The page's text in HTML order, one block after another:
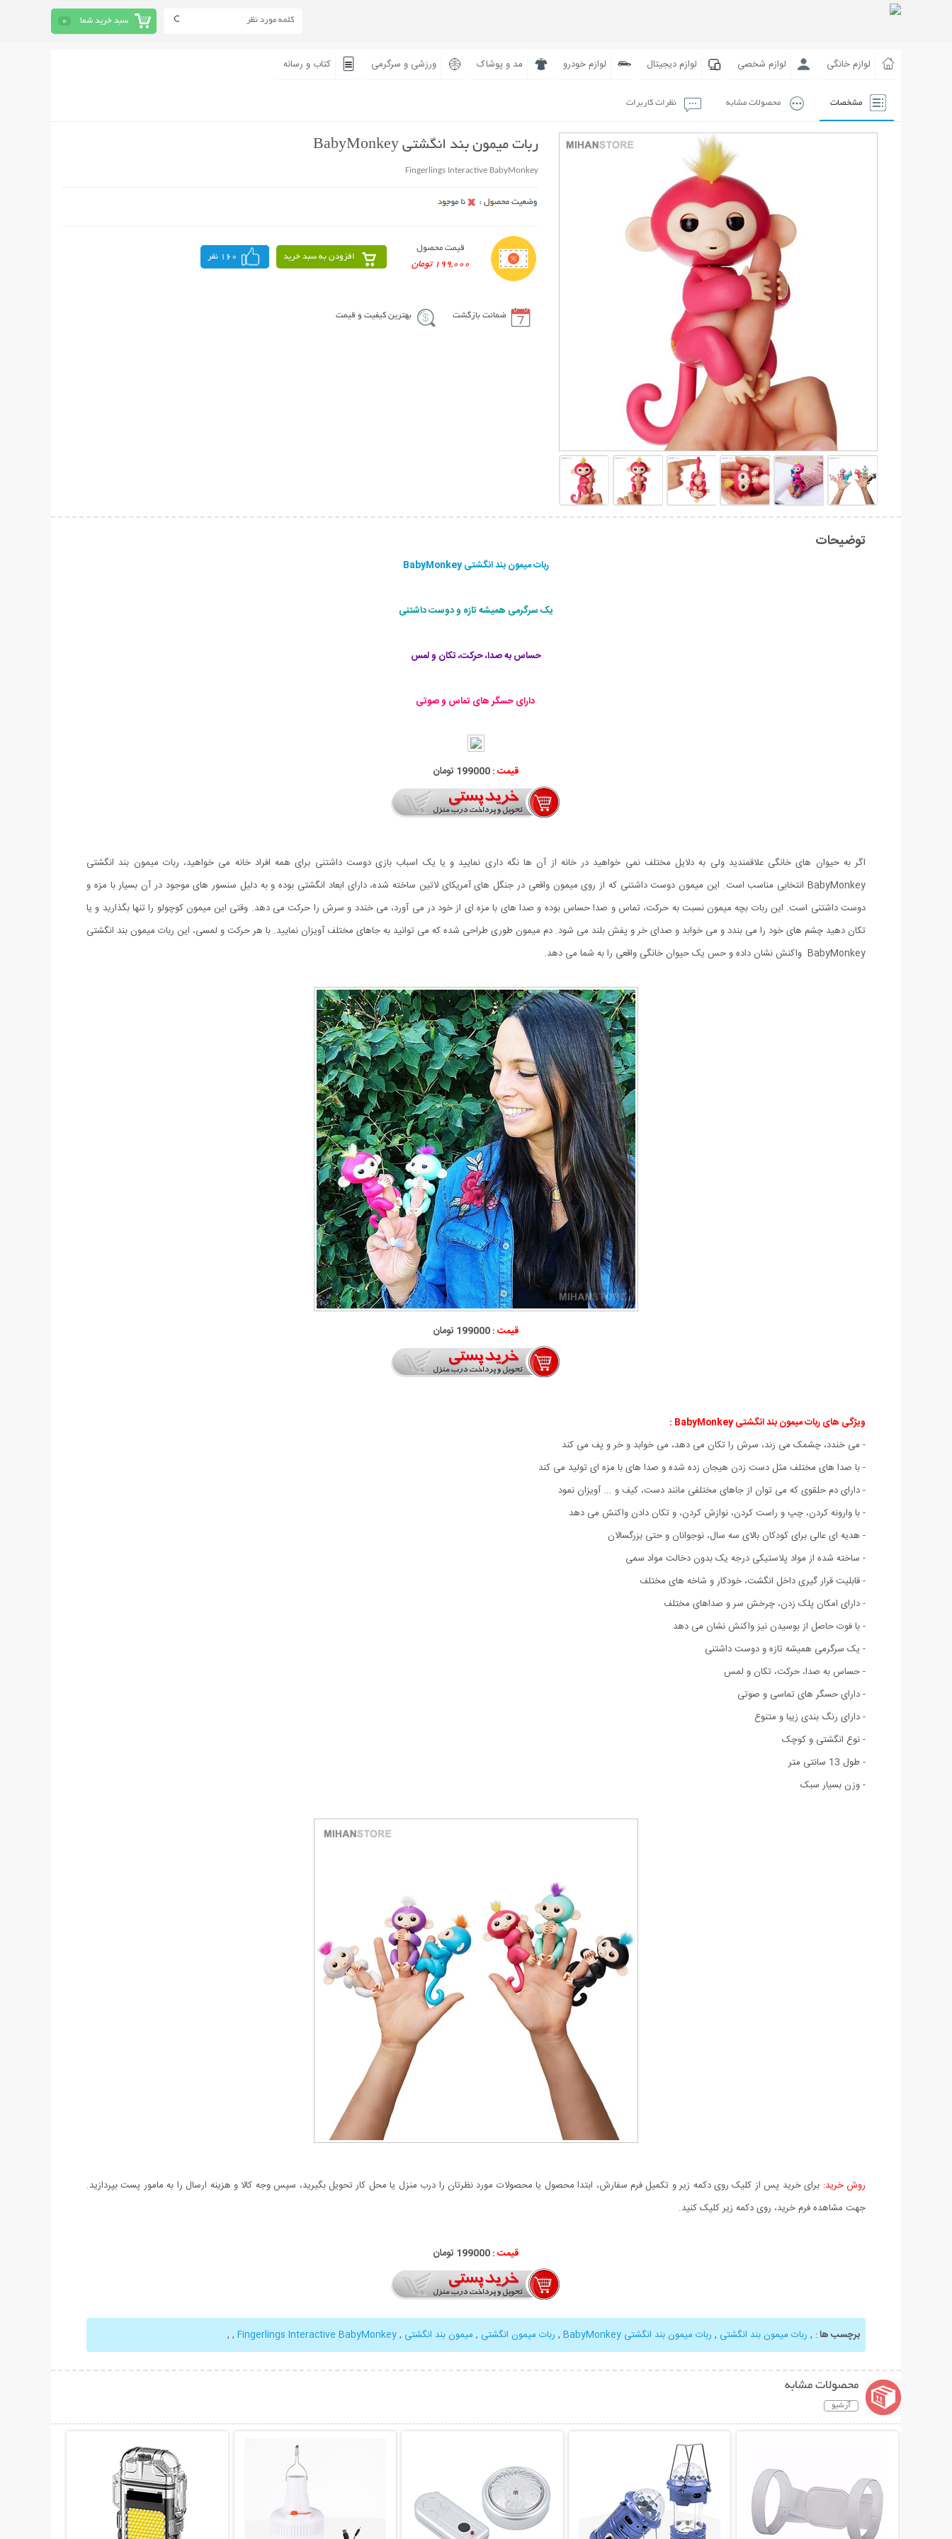
سبد خرید شما 0
لوازم خانگی لوازم شخصی لوازم دیجیتال لوازم خودرو مد و پوشاک ورزشی و سرگرمی کتاب و رسانه
مشخصات محصولات مشابه نظرات کاربرات
ربات میمون بند انگشتی BabyMonkey
Fingerlings Interactive BabyMonkey
قیمت محصول
199,000 تومان
افزودن به سبد خرید 160 نفر
ضمانت بازگشت بهترین کیفیت و قیمت
توضیحات
ربات میمون بند انگشتی BabyMonkey
یک سرگرمی همیشه تازه و دوست داشتنی
حساس به صدا، حرکت، تکان و لمس
دارای حسگر های تماس و صوتی
قیمت :199000 تومان
اگر به حیوان های خانگی علاقمندید ولی به دلایل مختلف نمی خواهید در خانه از آن ها نگه داری نمایید و یا یک اسباب بازی دوست داشتنی برای همه افراد خانه می خواهید، ربات میمون بند انگشتی
BabyMonkey انتخابی مناسب است. این میمون دوست داشتنی که از روی میمون واقعی در جنگل های آمریکای لاتین ساخته شده، دارای ابعاد انگشتی بوده و به دلیل سنسور های موجود در آن بسیار با مزه و
دوست داشتنی است. این ربات بچه میمون نسبت به حرکت، تماس و صدا حساس بوده و صدا های با مزه ای از خود در می آورد، می خندد و سرش را حرکت می دهد. وقتی این میمون کوچولو را تنها بگذارید و یا
تکان دهید چشم های خود را می بندد و می خوابد و صدای خر و پفش بلند می شود. دم میمون طوری طراحی شده که می توانید به جاهای مختلف آویزان نمایید. با هر حرکت و لمسی، این ربات میمون بند انگشتی
BabyMonkey واکنش نشان داده و حس یک حیوان خانگی واقعی را به شما می دهد.
قیمت :199000 تومان
ویژگی های ربات میمون بند انگشتی BabyMonkey :
- می خندد، چشمک می زند، سرش را تکان می دهد، می خوابد و خر و پف می کند
- با صدا های مختلف مثل دست زدن هیجان زده شده و صدا های با مزه ای تولید می کند
- دارای دم حلقوی که می توان از جاهای مختلفی مانند دست، کیف و ... آویزان نمود
- با وارونه کردن، چپ و راست کردن، نوازش کردن، و تکان دادن واکنش می دهد
- هدیه ای عالی برای کودکان بالای سه سال، نوجوانان و حتی بزرگسالان
- ساخته شده از مواد پلاستیکی درجه یک بدون دخالت مواد سمی
- قابلیت قرار گیری داخل انگشت، خودکار و شاخه های مختلف
- دارای امکان پلک زدن، چرخش سر و صداهای مختلف
- با فوت حاصل از بوسیدن نیز واکنش نشان می دهد
- یک سرگرمی همیشه تازه و دوست داشتنی
- حساس به صدا، حرکت، تکان و لمس
- دارای حسگر های تماسی و صوتی
- دارای رنگ بندی زیبا و متنوع
- نوع انگشتی و کوچک
- طول 13 سانتی متر
- وزن بسیار سبک
روش خرید: برای خرید پس از کلیک روی دکمه زیر و تکمیل فرم سفارش، ابتدا محصول یا محصولات مورد نظرتان را درب منزل یا محل کار تحویل بگیرید، سپس وجه کالا و هزینه ارسال را به مامور پست بپردازید.
جهت مشاهده فرم خرید، روی دکمه زیر کلیک کنید.
قیمت :199000 تومان
برچسب ها:
, ربات میمون بند انگشتی , ربات میمون بند انگشتی BabyMonkey , ربات میمون انگشتی , میمون بند انگشتی ,
Fingerlings Interactive BabyMonkey
,
,
محصولات مشابه
آرشیو